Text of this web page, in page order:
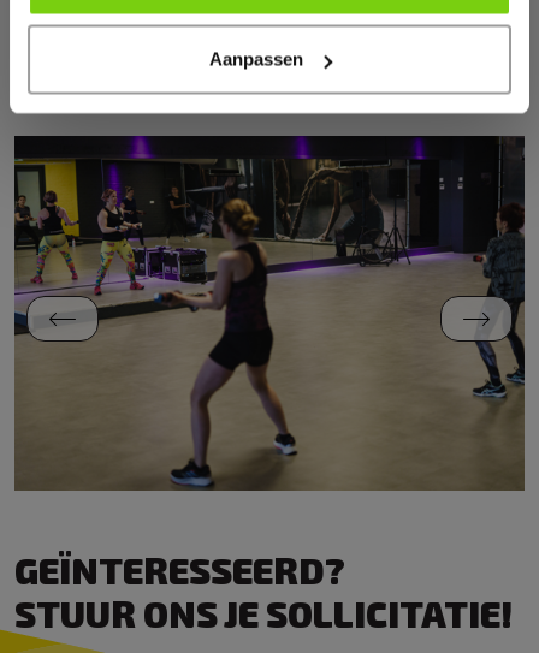
Aanpassen
ONTDEK FITNESSCLUB TIEL
GEÏNTERESSEERD?
STUUR ONS JE SOLLICITATIE!